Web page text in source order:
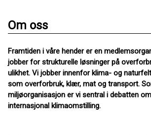
Om oss
Framtiden i våre hender er en
jobber for strukturelle løsninger på
ulikhet. Vi jobber innenfor klima- og
som overforbruk, klær, mat og transport.
miljøorganisasjon er vi sentral i debatten
internasjonal klimaomstilling.